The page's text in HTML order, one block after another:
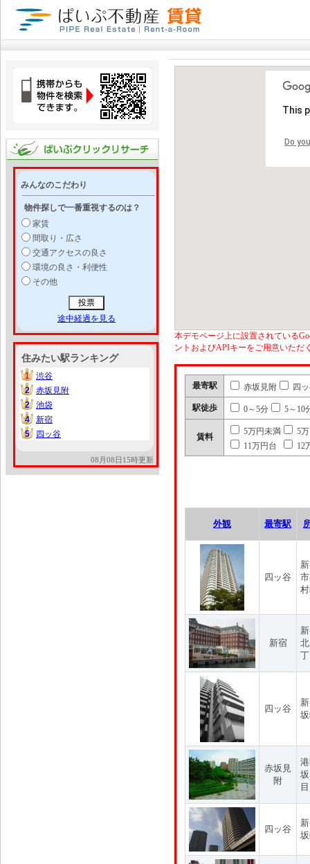
みんなのこだわり
物件探しで一番重視するのは？
家賃
間取り・広さ
交通アクセスの良さ
環境の良さ・利便性
その他
途中経過を見る
住みたい駅ランキング
1
1
渋谷
2
2
赤坂見附
2
2
池袋
4
4
新宿
5
5 四ッ谷
08月08日15時更新
This
Do
本デモページ上に設置されている
ントおよびAPIキーをご用意いただ
最寄駅 赤坂見附 四
駅徒歩 0～5分 5～10
賃料
5万円未満
5
11万円台
12
外観 最寄駅
四ッ谷
新宿
四ッ谷
赤坂見
附
目
四ッ谷